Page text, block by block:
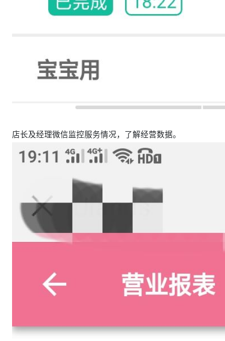
店长及经理微信监控服务情况，了解经营数据。